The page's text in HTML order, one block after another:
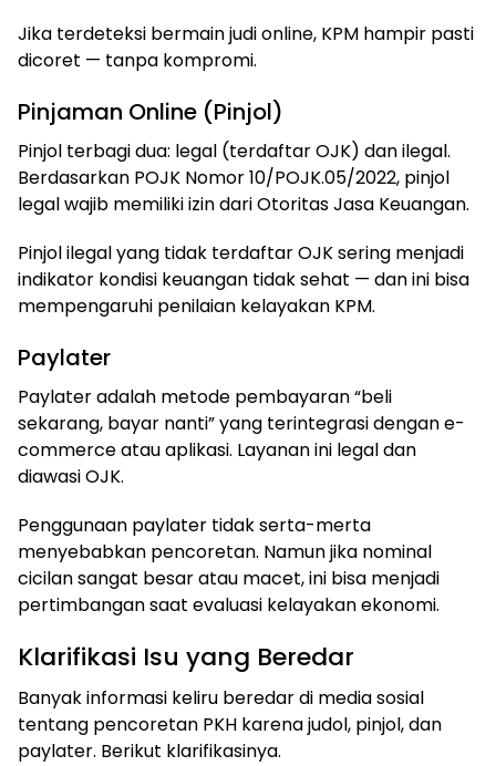
Jika terdeteksi bermain judi online, KPM hampir pasti
dicoret — tanpa kompromi.
Pinjaman Online (Pinjol)
Pinjol terbagi dua: legal (terdaftar OJK) dan ilegal.
Berdasarkan POJK Nomor 10/POJK.05/2022, pinjol
legal wajib memiliki izin dari Otoritas Jasa Keuangan.
Pinjol ilegal yang tidak terdaftar OJK sering menjadi
indikator kondisi keuangan tidak sehat — dan ini bisa
mempengaruhi penilaian kelayakan KPM.
Paylater
Paylater adalah metode pembayaran “beli
sekarang, bayar nanti” yang terintegrasi dengan e-
commerce atau aplikasi. Layanan ini legal dan
diawasi OJK.
Penggunaan paylater tidak serta-merta
menyebabkan pencoretan. Namun jika nominal
cicilan sangat besar atau macet, ini bisa menjadi
pertimbangan saat evaluasi kelayakan ekonomi.
Klarifikasi Isu yang Beredar
Banyak informasi keliru beredar di media sosial
tentang pencoretan PKH karena judol, pinjol, dan
paylater. Berikut klarifikasinya.